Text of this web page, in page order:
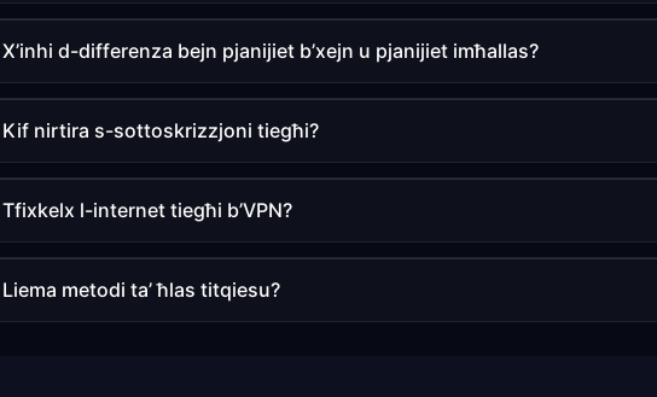
X’inhi d-differenza bejn pjanijiet b’xejn u pjanijiet imħallas?
Kif nirtira s-sottoskrizzjoni tiegħi?
Tfixkelx l-internet tiegħi b’VPN?
Liema metodi ta’ ħlas titqiesu?